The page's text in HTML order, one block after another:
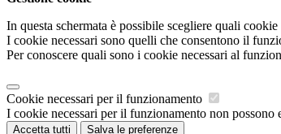
In questa schermata è possibile scegliere quali cookie
I cookie necessari sono quelli che consentono il
Per conoscere quali sono i cookie necessari al
Cookie necessari per il funzionamento
I cookie necessari per il funzionamento non
Accetta tutti Salva le preferenze